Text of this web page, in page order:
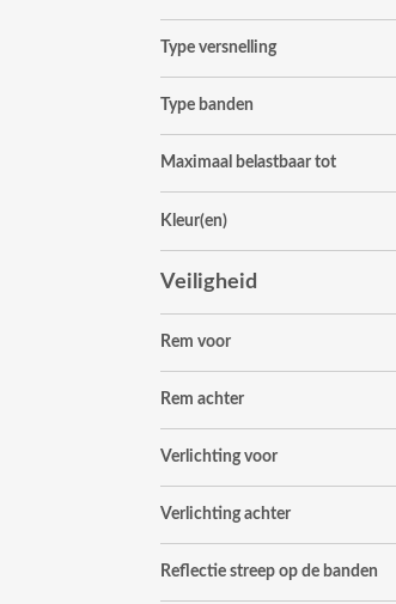
Type versnelling
Type banden
Maximaal belastbaar tot
Kleur(en)
Veiligheid
Rem voor
Rem achter
Verlichting voor
Verlichting achter
Reflectie streep op de banden